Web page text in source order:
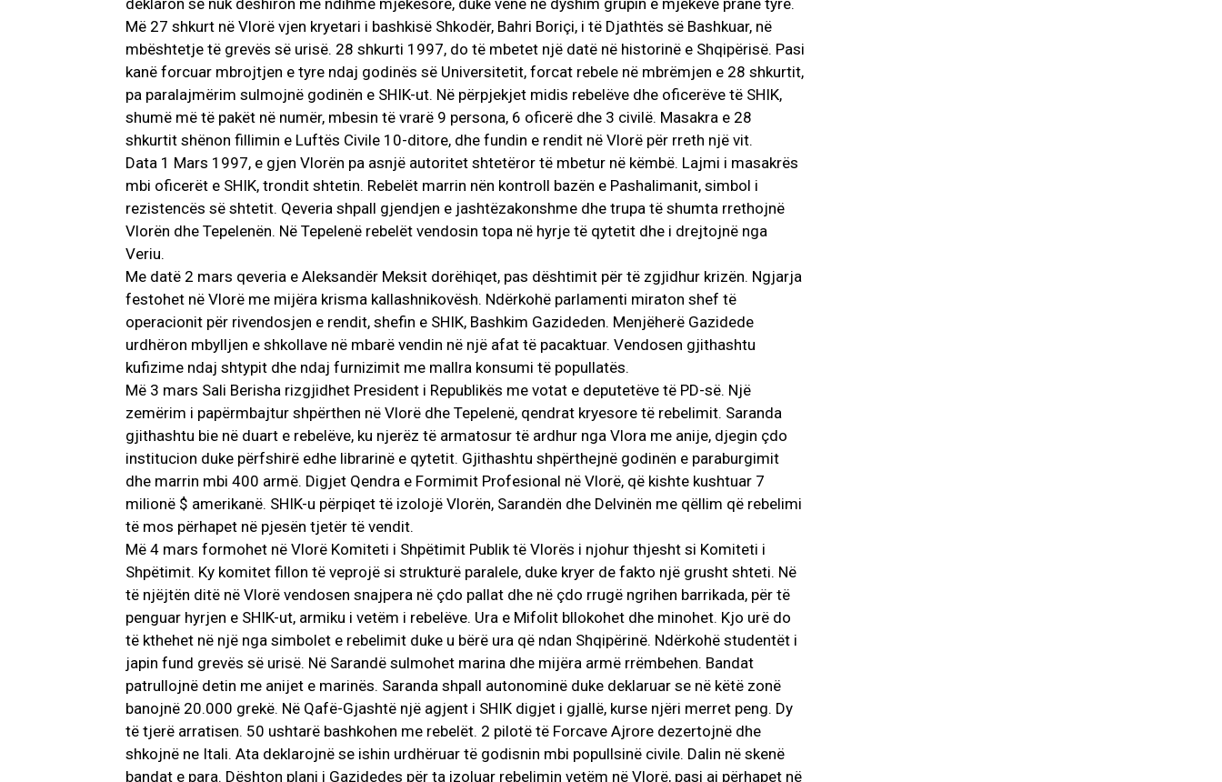
deklaron se nuk dëshiron më ndihmë mjekësore, duke vënë në dyshim grupin e mjekëve pranë tyre.
Më 27 shkurt në Vlorë vjen kryetari i bashkisë Shkodër, Bahri Boriçi, i të Djathtës së Bashkuar, në
mbështetje të grevës së urisë. 28 shkurti 1997, do të mbetet një datë në historinë e Shqipërisë. Pasi
kanë forcuar mbrojtjen e tyre ndaj godinës së Universitetit, forcat rebele në mbrëmjen e 28 shkurtit,
pa paralajmërim sulmojnë godinën e SHIK-ut. Në përpjekjet midis rebelëve dhe oficerëve të SHIK,
shumë më të pakët në numër, mbesin të vrarë 9 persona, 6 oficerë dhe 3 civilë. Masakra e 28
shkurtit shënon fillimin e Luftës Civile 10-ditore, dhe fundin e rendit në Vlorë për rreth një vit.
Data 1 Mars 1997, e gjen Vlorën pa asnjë autoritet shtetëror të mbetur në këmbë. Lajmi i masakrës
mbi oficerët e SHIK, trondit shtetin. Rebelët marrin nën kontroll bazën e Pashalimanit, simbol i
rezistencës së shtetit. Qeveria shpall gjendjen e jashtëzakonshme dhe trupa të shumta rrethojnë
Vlorën dhe Tepelenën. Në Tepelenë rebelët vendosin topa në hyrje të qytetit dhe i drejtojnë nga
Veriu.
Me datë 2 mars qeveria e Aleksandër Meksit dorëhiqet, pas dështimit për të zgjidhur krizën. Ngjarja
festohet në Vlorë me mijëra krisma kallashnikovësh. Ndërkohë parlamenti miraton shef të
operacionit për rivendosjen e rendit, shefin e SHIK, Bashkim Gazideden. Menjëherë Gazidede
urdhëron mbylljen e shkollave në mbarë vendin në një afat të pacaktuar. Vendosen gjithashtu
kufizime ndaj shtypit dhe ndaj furnizimit me mallra konsumi të popullatës.
Më 3 mars Sali Berisha rizgjidhet President i Republikës me votat e deputetëve të PD-së. Një
zemërim i papërmbajtur shpërthen në Vlorë dhe Tepelenë, qendrat kryesore të rebelimit. Saranda
gjithashtu bie në duart e rebelëve, ku njerëz të armatosur të ardhur nga Vlora me anije, djegin çdo
institucion duke përfshirë edhe librarinë e qytetit. Gjithashtu shpërthejnë godinën e paraburgimit
dhe marrin mbi 400 armë. Digjet Qendra e Formimit Profesional në Vlorë, që kishte kushtuar 7
milionë $ amerikanë. SHIK-u përpiqet të izolojë Vlorën, Sarandën dhe Delvinën me qëllim që rebelimi
të mos përhapet në pjesën tjetër të vendit.
Më 4 mars formohet në Vlorë Komiteti i Shpëtimit Publik të Vlorës i njohur thjesht si Komiteti i
Shpëtimit. Ky komitet fillon të veprojë si strukturë paralele, duke kryer de fakto një grusht shteti. Në
të njëjtën ditë në Vlorë vendosen snajpera në çdo pallat dhe në çdo rrugë ngrihen barrikada, për të
penguar hyrjen e SHIK-ut, armiku i vetëm i rebelëve. Ura e Mifolit bllokohet dhe minohet. Kjo urë do
të kthehet në një nga simbolet e rebelimit duke u bërë ura që ndan Shqipërinë. Ndërkohë studentët i
japin fund grevës së urisë. Në Sarandë sulmohet marina dhe mijëra armë rrëmbehen. Bandat
patrullojnë detin me anijet e marinës. Saranda shpall autonominë duke deklaruar se në këtë zonë
banojnë 20.000 grekë. Në Qafë-Gjashtë një agjent i SHIK digjet i gjallë, kurse njëri merret peng. Dy
të tjerë arratisen. 50 ushtarë bashkohen me rebelët. 2 pilotë të Forcave Ajrore dezertojnë dhe
shkojnë ne Itali. Ata deklarojnë se ishin urdhëruar të godisnin mbi popullsinë civile. Dalin në skenë
bandat e para. Dështon plani i Gazidedes për ta izoluar rebelimin vetëm në Vlorë, pasi ai përhapet në